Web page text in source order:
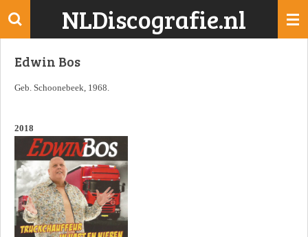
Ga
de
NLDiscografie.nl
Edwin Bos
Geb. Schoonebeek, 1968.
2018